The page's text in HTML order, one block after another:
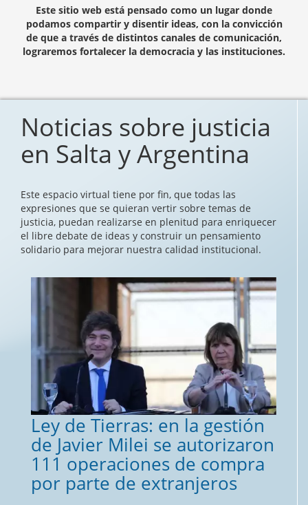
Este sitio web está pensado como un lugar donde
podamos compartir y disentir ideas, con la convicción
de que a través de distintos canales de comunicación,
lograremos fortalecer la democracia y las instituciones.
Noticias sobre justicia
en Salta y Argentina
Este espacio virtual tiene por fin, que todas las
expresiones que se quieran vertir sobre temas de
justicia, puedan realizarse en plenitud para enriquecer
el libre debate de ideas y construir un pensamiento
solidario para mejorar nuestra calidad institucional.
Ley de Tierras: en la gestión
de Javier Milei se autorizaron
111 operaciones de compra
por parte de extranjeros